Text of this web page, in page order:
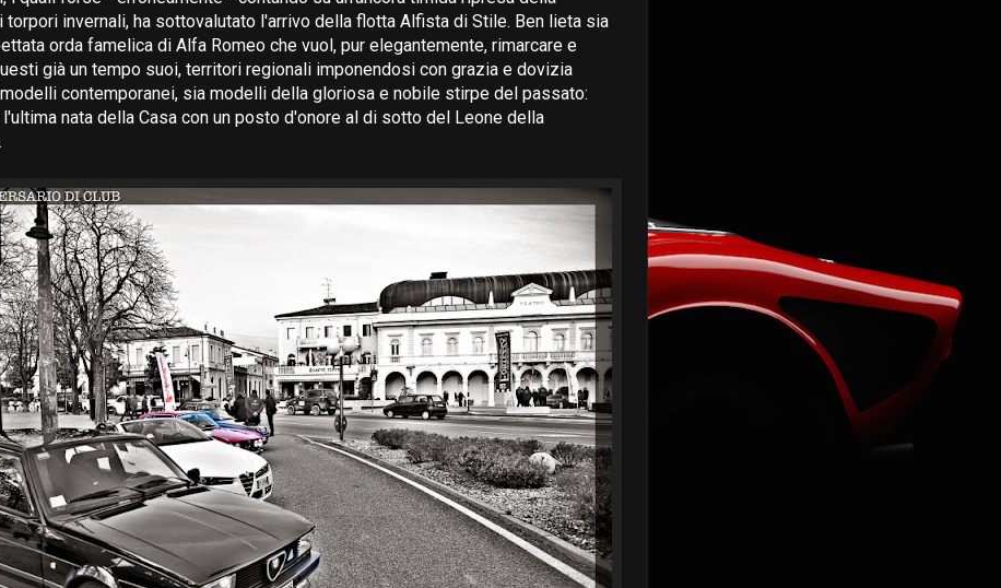
torpori invernali, ha sottovalutato l'arrivo della flotta Alfista di Stile. Ben lieta sia
orda famelica di Alfa Romeo che vuol, pur elegantemente, rimarcare e
già un tempo suoi, territori regionali imponendosi con grazia e dovizia
contemporanei, sia modelli della gloriosa e nobile stirpe del passato:
nata della Casa con un posto d'onore al di sotto del Leone della